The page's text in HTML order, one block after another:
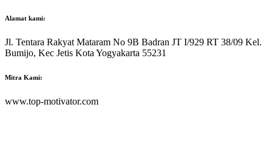
Alamat kami:
Jl. Tentara Rakyat Mataram No 9B Badran JT I/929 RT 38/09 Kel.
Bumijo, Kec Jetis Kota Yogyakarta 55231
Mitra Kami:
www.top-motivator.com